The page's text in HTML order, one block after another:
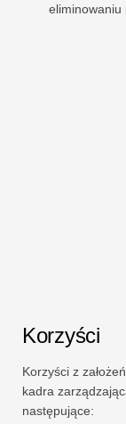
eliminowaniu
Korzyści
Korzyści z
kadra
następujące: